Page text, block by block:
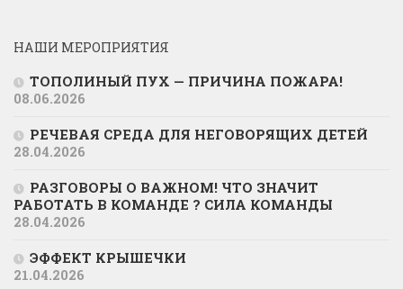
НАШИ МЕРОПРИЯТИЯ
ТОПОЛИНЫЙ ПУХ — ПРИЧИНА ПОЖАРА!
08.06.2026
РЕЧЕВАЯ СРЕДА ДЛЯ НЕГОВОРЯЩИХ ДЕТЕЙ
28.04.2026
РАЗГОВОРЫ О ВАЖНОМ! ЧТО ЗНАЧИТ
РАБОТАТЬ В КОМАНДЕ ? СИЛА КОМАНДЫ
28.04.2026
ЭФФЕКТ КРЫШЕЧКИ
21.04.2026